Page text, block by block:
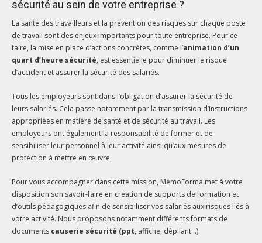
sécurité au sein de votre entreprise ?
La santé des travailleurs et la prévention des risques sur chaque poste
de travail sont des enjeux importants pour toute entreprise. Pour ce
faire, la mise en place d’actions concrètes, comme l’animation d’un
quart d’heure sécurité, est essentielle pour diminuer le risque
d’accident et assurer la sécurité des salariés.
Tous les employeurs sont dans l’obligation d’assurer la sécurité de
leurs salariés. Cela passe notamment par la transmission d’instructions
appropriées en matière de santé et de sécurité au travail. Les
employeurs ont également la responsabilité de former et de
sensibiliser leur personnel à leur activité ainsi qu’aux mesures de
protection à mettre en œuvre.
Pour vous accompagner dans cette mission, MémoForma met à votre
disposition son savoir-faire en création de supports de formation et
d’outils pédagogiques afin de sensibiliser vos salariés aux risques liés à
votre activité. Nous proposons notamment différents formats de
documents causerie sécurité (ppt, affiche, dépliant…).